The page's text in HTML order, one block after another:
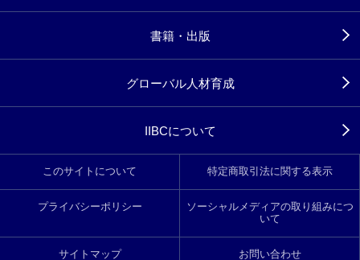
書籍・出版
グローバル人材育成
IIBCについて
このサイトについて 特定商取引法に関する表示
プライバシーポリシー
ソーシャルメディアの取り組みにつ
いて
サイトマップ お問い合わせ